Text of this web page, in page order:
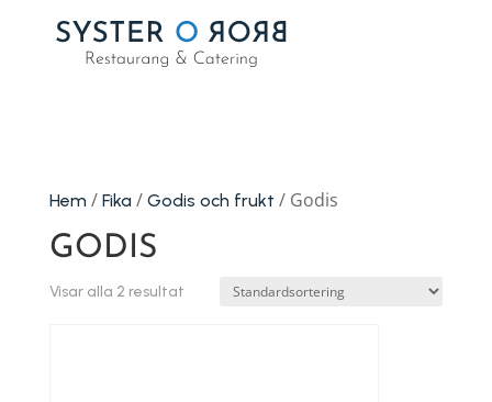
Hem / Fika / Godis och frukt / Godis
GODIS
Visar alla 2 resultat